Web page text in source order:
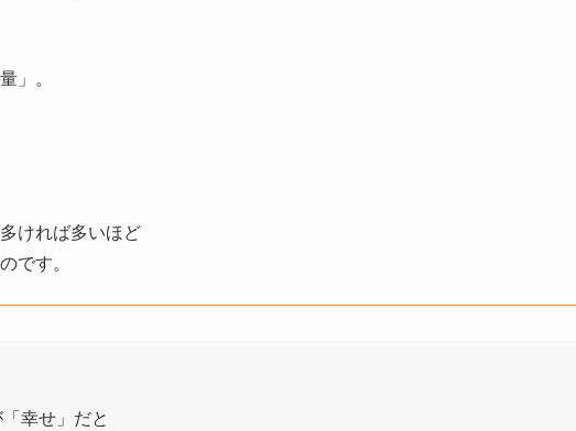
」。
ければ多いほど
です。
幸せ」だと